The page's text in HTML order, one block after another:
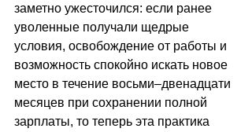
заметно ужесточился: если ранее
уволенные получали щедрые
условия, освобождение от работы и
возможность спокойно искать новое
место в течение восьми–двенадцати
месяцев при сохранении полной
зарплаты, то теперь эта практика